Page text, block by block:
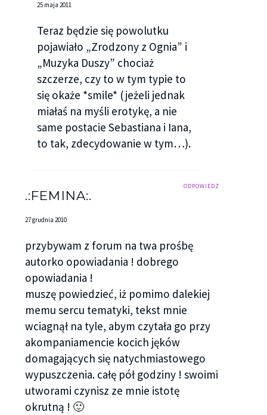
25 maja 2011
Teraz będzie się powolutku
pojawiało „Zrodzony z Ognia” i
„Muzyka Duszy” chociaż
szczerze, czy to w tym typie to
się okaże *smile* (jeżeli jednak
miałaś na myśli erotykę, a nie
same postacie Sebastiana i Iana,
to tak, zdecydowanie w tym…).
ODPOWIEDZ
.:FEMINA:.
27 grudnia 2010
przybywam z forum na twa prośbę
autorko opowiadania ! dobrego
opowiadania !
muszę powiedzieć, iż pomimo dalekiej
memu sercu tematyki, tekst mnie
wciagnął na tyle, abym czytała go przy
akompaniamencie kocich jęków
domagających się natychmiastowego
wypuszczenia. całę pół godziny ! swoimi
utworami czynisz ze mnie istotę
okrutną ! 🙂